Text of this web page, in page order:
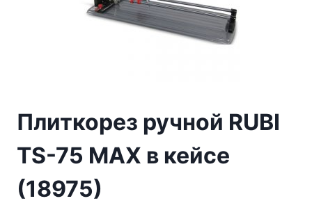
Плиткорез ручной RUBI
TS-75 MAX в кейсе
(18975)